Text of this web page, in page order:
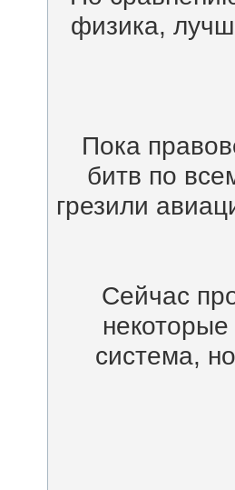
физика,
Пока
битв по
грезили
Сейчас
система,